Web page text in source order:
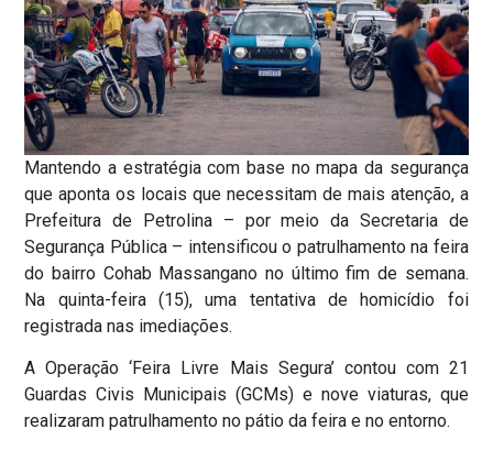
Mantendo a estratégia com base no mapa da segurança
que aponta os locais que necessitam de mais atenção, a
Prefeitura de Petrolina – por meio da Secretaria de
Segurança Pública – intensificou o patrulhamento na feira
do bairro Cohab Massangano no último fim de semana.
Na quinta-feira (15), uma tentativa de homicídio foi
registrada nas imediações.
A Operação ‘Feira Livre Mais Segura’ contou com 21
Guardas Civis Municipais (GCMs) e nove viaturas, que
realizaram patrulhamento no pátio da feira e no entorno.